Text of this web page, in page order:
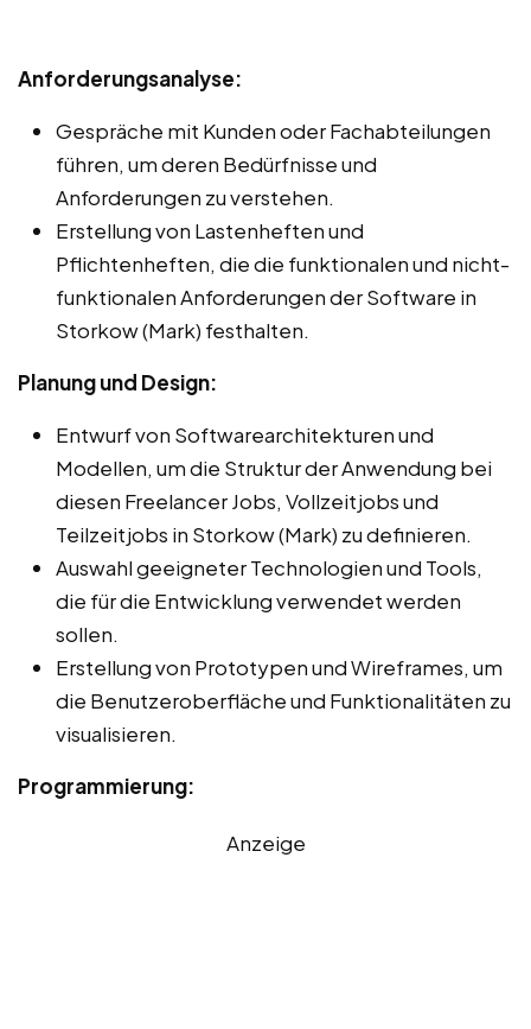
Anforderungsanalyse:
Gespräche mit Kunden oder Fachabteilungen
führen, um deren Bedürfnisse und
Anforderungen zu verstehen.
Erstellung von Lastenheften und
Pflichtenheften, die die funktionalen und nicht-
funktionalen Anforderungen der Software in
Storkow (Mark) festhalten.
Planung und Design:
Entwurf von Softwarearchitekturen und
Modellen, um die Struktur der Anwendung bei
diesen Freelancer Jobs, Vollzeitjobs und
Teilzeitjobs in Storkow (Mark) zu definieren.
Auswahl geeigneter Technologien und Tools,
die für die Entwicklung verwendet werden
sollen.
Erstellung von Prototypen und Wireframes, um
die Benutzeroberfläche und Funktionalitäten zu
visualisieren.
Programmierung:
Anzeige